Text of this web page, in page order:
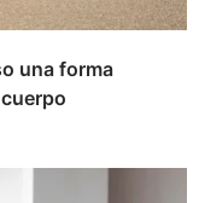
una forma